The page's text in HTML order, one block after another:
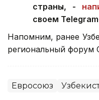
страны, -
своем
Напомним, ранее
региональный форум
Евросоюз